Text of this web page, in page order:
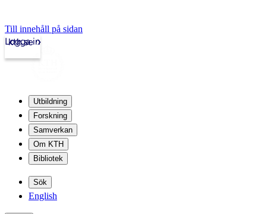
Till innehåll på sidan
kth.se
Logga in
Utbildning
Forskning
Samverkan
Om KTH
Bibliotek
Sök
English